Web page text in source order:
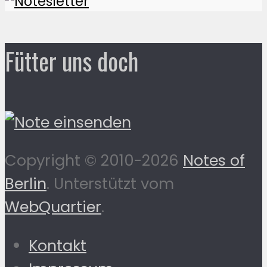
Fütter uns doch
Copyright © 2010-2026 Notes of
Berlin. Unterstützt vom
WebQuartier.
Kontakt